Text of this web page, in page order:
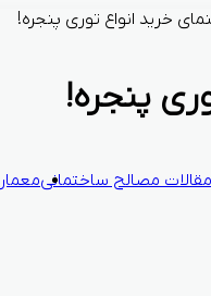
مصالح ساختمانی
خرید انواع توری پنجره!
پنجره!